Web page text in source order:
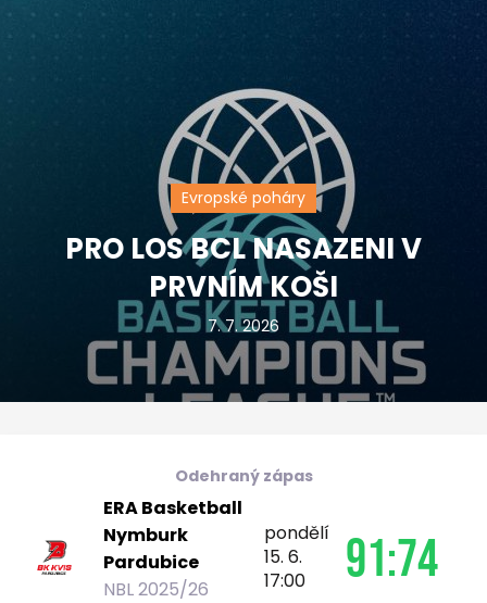
Evropské poháry
PRO LOS BCL NASAZENI V
PRVNÍM KOŠI
7. 7. 2026
Odehraný zápas
ERA Basketball
Nymburk
Pardubice
NBL 2025/26
pondělí
15. 6.
17:00
91:74